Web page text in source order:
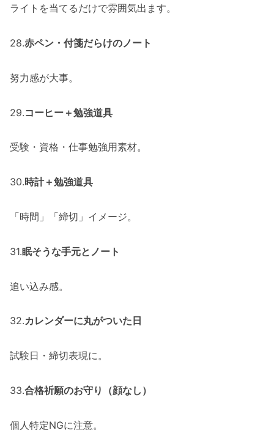
ライトを当てるだけで雰囲気出ます。
28.赤ペン・付箋だらけのノート
努力感が大事。
29.コーヒー＋勉強道具
受験・資格・仕事勉強用素材。
30.時計＋勉強道具
「時間」「締切」イメージ。
31.眠そうな手元とノート
追い込み感。
32.カレンダーに丸がついた日
試験日・締切表現に。
33.合格祈願のお守り（顔なし）
個人特定NGに注意。